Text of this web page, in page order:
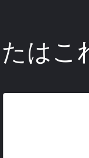
はこ